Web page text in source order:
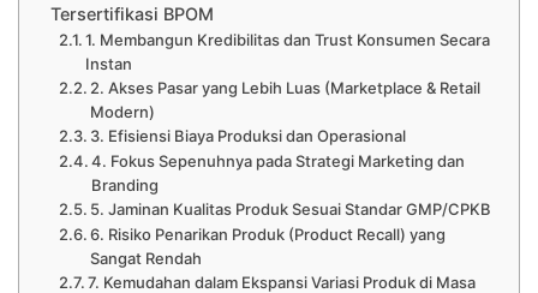
Tersertifikasi BPOM
1. Membangun Kredibilitas dan Trust Konsumen Secara
Instan
2. Akses Pasar yang Lebih Luas (Marketplace & Retail
Modern)
3. Efisiensi Biaya Produksi dan Operasional
4. Fokus Sepenuhnya pada Strategi Marketing dan
Branding
5. Jaminan Kualitas Produk Sesuai Standar GMP/CPKB
6. Risiko Penarikan Produk (Product Recall) yang
Sangat Rendah
7. Kemudahan dalam Ekspansi Variasi Produk di Masa